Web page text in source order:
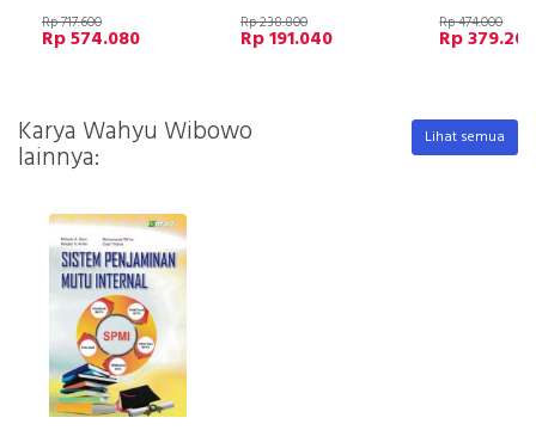
Rp 717.600
Rp 574.080
Rp 238.800
Rp 191.040
Rp 474.000
Rp 379.200
Karya Wahyu Wibowo
lainnya:
Lihat semua